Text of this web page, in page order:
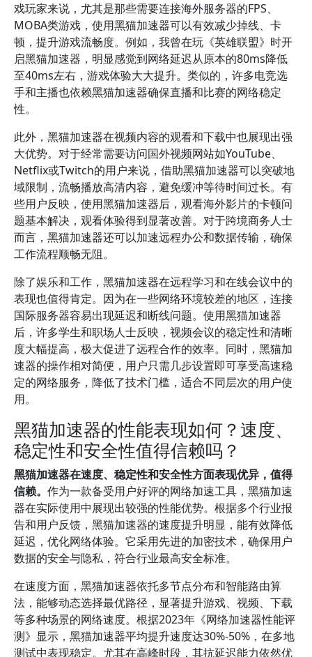
戏玩家来说，尤其是那些需要连接海外服务器的FPS、
MOBA类游戏，使用黑猫加速器可以有效减少掉线、卡
顿，提升游戏流畅度。例如，我曾在玩《英雄联盟》时开
启黑猫加速器，明显感觉到网络延迟从原本的80ms降低
至40ms左右，游戏体验大大提升。类似的，许多电竞选
手和主播也依赖黑猫加速器确保直播和比赛的网络稳定
性。
此外，黑猫加速器在视频内容的观看和下载中也展现出强
大优势。对于经常需要访问国外视频网站如YouTube、
Netflix或Twitch的用户来说，借助黑猫加速器可以突破地
域限制，流畅播放高清内容，避免缓冲等待时间过长。有
些用户反映，使用黑猫加速器后，观看海外影片的卡顿问
题基本解决，观看体验得到显著改善。对于跨境商务人士
而言，黑猫加速器还可以加速远程办公和数据传输，确保
工作流程顺畅无阻。
除了娱乐和工作，黑猫加速器在远程学习和在线会议中的
表现也值得肯定。因为在一些网络环境较差的地区，连接
国际服务器容易出现延迟和断线问题。使用黑猫加速器
后，许多学生和职场人士反映，视频会议的稳定性和清晰
度大幅提高，极大促进了远程合作的效率。同时，黑猫加
速器的操作相对简便，用户只需几步设置即可享受高速稳
定的网络服务，降低了技术门槛，适合不同层次的用户使
用。
黑猫加速器的性能表现如何？速度、
稳定性和安全性值得信赖吗？
黑猫加速器在速度、稳定性和安全性方面表现优异，值得
信赖。 作为一款备受用户好评的网络加速工具，黑猫加速
器在实际使用中展现出较强的性能优势。根据多个行业报
告和用户反馈，黑猫加速器的速度提升明显，能有效降低
延迟，优化网络体验。它采用先进的加密技术，确保用户
数据的安全与隐私，符合行业最高安全标准。
在速度方面，黑猫加速器依托多节点分布和智能路由算
法，能够动态选择最优路径，显著提升游戏、视频、下载
等多种场景的网络速度。根据2023年《网络加速器性能评
测》显示，黑猫加速器平均提升速度达30%-50%，在多地
测试中表现稳定。尤其在高峰时段，其抗延迟能力依然优